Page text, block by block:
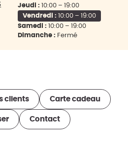
Jeudi : 10:00 – 19:00
Vendredi : 10:00 – 19:00
Samedi : 10:00 – 19:00
Dimanche : Fermé
clients Carte cadeau
Contact